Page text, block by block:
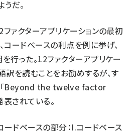
だ。
ファクターアプリケーションの最初
コードベースの利点を例に挙げ、
行った。12ファクターアプリケー
訳を読むことをお勧めするが、す
「Beyond the twelve factor
されている。
ードベースの部分：I.コードベース